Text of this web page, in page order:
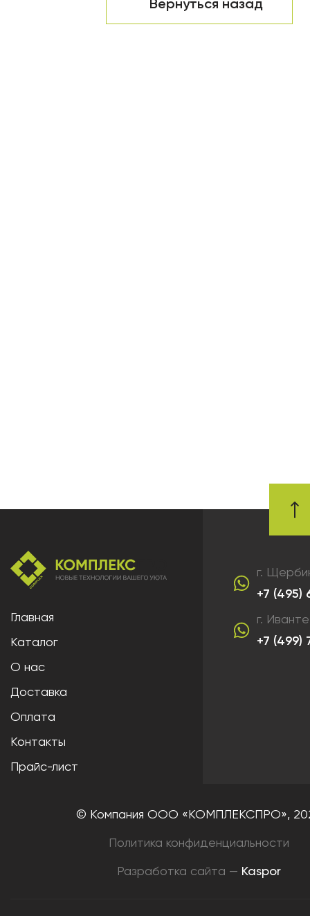
Вернуться назад
Главная
Каталог
О нас
Доставка
Оплата
Контакты
Прайс-лист
г.
+7 (495)
г.
+7 (499)
© Компания ООО «КОМПЛЕКСПРО»,
Политика конфиденциальности
Разработка сайта — Kaspor